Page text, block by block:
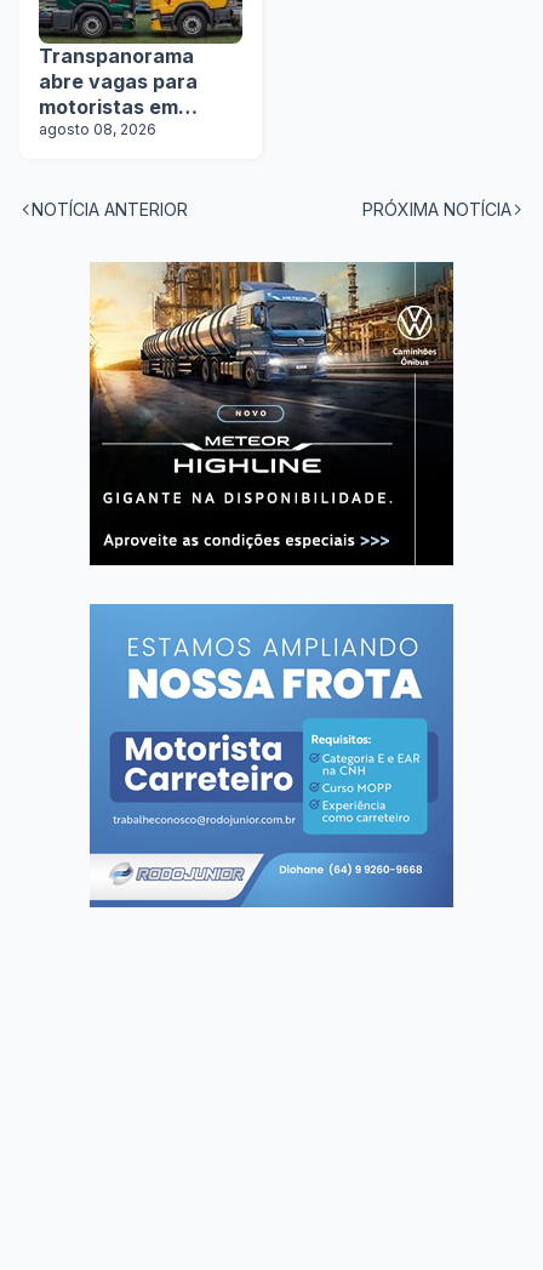
Transpanorama
abre vagas para
motoristas em
operação com
agosto 08, 2026
NOTÍCIA ANTERIOR PRÓXIMA NOTÍCIA